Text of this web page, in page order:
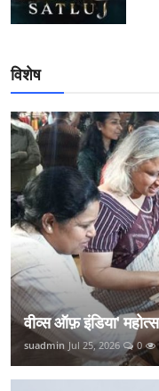
विशेष
वीव्स ऑफ़ इंडिया'
suadmin Jul 25, 2026 0